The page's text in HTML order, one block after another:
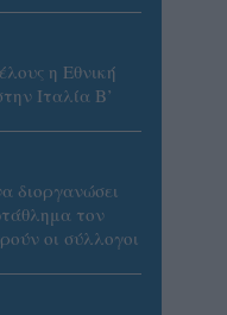
η Εθνική
Ιταλία Β’
διοργανώσει
τον
οι σύλλογοι